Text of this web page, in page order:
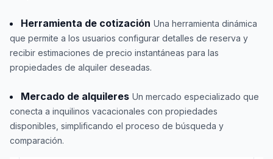
Herramienta de cotización Una herramienta dinámica
que permite a los usuarios configurar detalles de reserva y
recibir estimaciones de precio instantáneas para las
propiedades de alquiler deseadas.
Mercado de alquileres Un mercado especializado que
conecta a inquilinos vacacionales con propiedades
disponibles, simplificando el proceso de búsqueda y
comparación.